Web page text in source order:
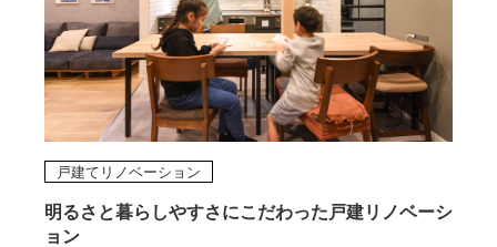
明るさと暮らしやすさにこだわった戸建リノベーシ
ョン
戸建てリノベーション